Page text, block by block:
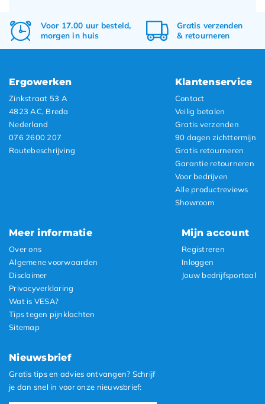
Voor 17.00 uur besteld,
morgen in huis
Gratis verzenden
& retourneren
Ergowerken
Zinkstraat 53 A
4823 AC, Breda
Nederland
076 2600 207
Routebeschrijving
Klantenservice
Contact
Veilig betalen
Gratis verzenden
90 dagen zichttermijn
Gratis retourneren
Garantie retourneren
Voor bedrijven
Alle productreviews
Showroom
Meer informatie
Over ons
Algemene voorwaarden
Disclaimer
Privacyverklaring
Wat is VESA?
Tips tegen pijnklachten
Sitemap
Mijn account
Registreren
Inloggen
Jouw bedrijfsportaal
Nieuwsbrief
Gratis tips en advies ontvangen? Schrijf
je dan snel in voor onze nieuwsbrief: